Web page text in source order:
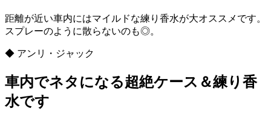
距離が近い車内にはマイルドな練り香水が大オススメです。
スプレーのように散らないのも◎。
◆ アンリ・ジャック
車内でネタになる超絶ケース＆練り香
水です